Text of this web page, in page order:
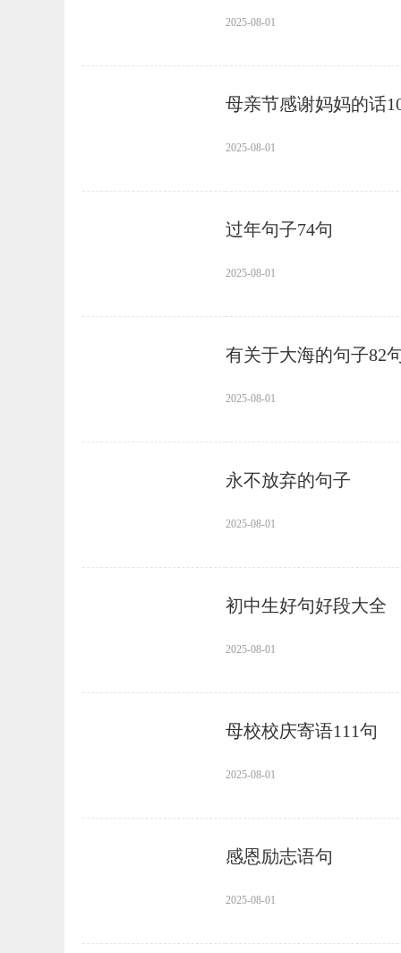
2025-08-01
母亲节感谢妈妈的话
2025-08-01
过年句子74句
2025-08-01
有关于大海的句子82
2025-08-01
永不放弃的句子
2025-08-01
初中生好句好段大全
2025-08-01
母校校庆寄语111句
2025-08-01
感恩励志语句
2025-08-01